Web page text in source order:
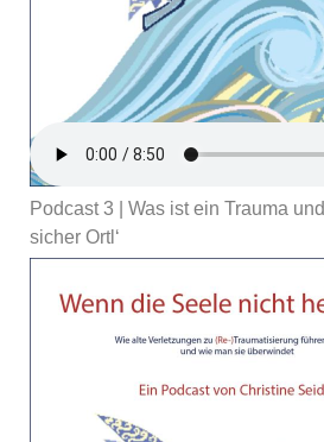
Podcast 3 | Was ist ein Trauma
sicher Ortl‘